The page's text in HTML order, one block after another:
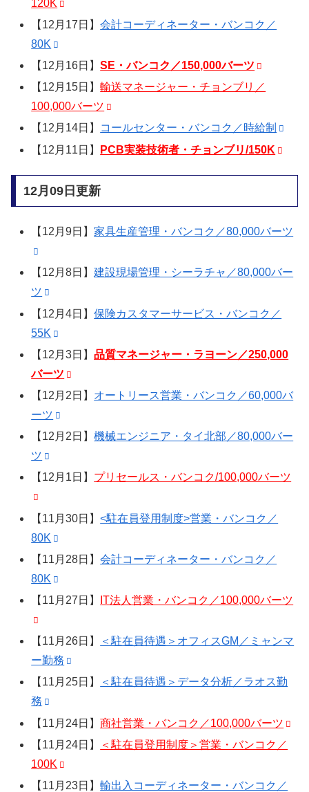
120K
【12月17日】会計コーディネーター・バンコク／
80K
【12月16日】SE・バンコク／150,000バーツ
【12月15日】輸送マネージャー・チョンブリ／
100,000バーツ
【12月14日】
コールセンター・バンコク／時給制
【12月11日】
PCB実装技術者・チョンブリ/150K
12月09日更新
【12月9日】家具生産管理・バンコク／80,000バーツ
【12月8日】建設現場管理・シーラチャ／80,000バー
ツ
【12月4日】保険カスタマーサービス・バンコク／
55K
【12月3日】品質マネージャー・ラヨーン／250,000
バーツ
【12月2日】 オートリース営業・バンコク／60,000バ
ーツ
【12月2日】機械エンジニア・タイ北部／80,000バー
ツ
【12月1日】 プリセールス・バンコク/100,000バーツ
【11月30日】<駐在員登用制度>営業・バンコク／
80K
【11月28日】会計コーディネーター・バンコク／
80K
【11月27日】
IT法人営業・バンコク／100,000バーツ
【11月26日】
＜駐在員待遇＞オフィスGM／ミャンマ
ー勤務
【11月25日】
＜駐在員待遇＞データ分析／ラオス勤
務
【11月24日】商社営業・バンコク／100,000バーツ
【11月24日】
＜駐在員登用制度＞営業・バンコク／
100K
【11月23日】輸出入コーディネーター・バンコク／